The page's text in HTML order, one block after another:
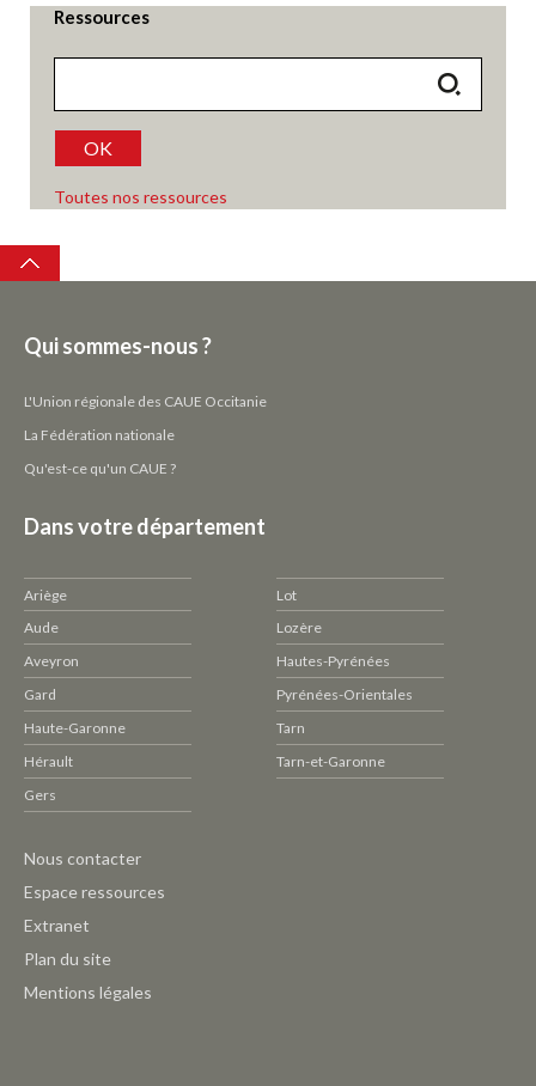
Ressources
OK
Toutes nos ressources
Top
Qui sommes-nous ?
L'Union régionale des CAUE Occitanie
La Fédération nationale
Qu'est-ce qu'un CAUE ?
Dans votre département
Ariège
Aude
Aveyron
Gard
Haute-Garonne
Hérault
Gers
Lot
Lozère
Hautes-Pyrénées
Pyrénées-Orientales
Tarn
Tarn-et-Garonne
Pied
de
page
Outils
Nous contacter
Espace ressources
Extranet
Plan du site
Mentions légales